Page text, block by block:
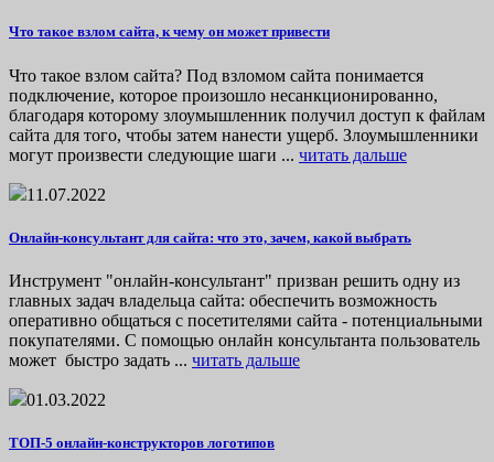
Что такое взлом сайта, к чему он может привести
Что такое взлом сайта? Под взломом сайта понимается
подключение, которое произошло несанкционированно,
благодаря которому злоумышленник получил доступ к файлам
сайта для того, чтобы затем нанести ущерб. Злоумышленники
могут произвести следующие шаги ... читать дальше
11.07.2022
Онлайн-консультант для сайта: что это, зачем, какой выбрать
Инструмент "онлайн-консультант" призван решить одну из
главных задач владельца сайта: обеспечить возможность
оперативно общаться с посетителями сайта - потенциальными
покупателями. С помощью онлайн консультанта пользователь
может быстро задать ... читать дальше
01.03.2022
ТОП-5 онлайн-конструкторов логотипов